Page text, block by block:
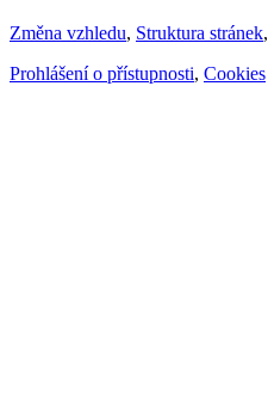
Změna vzhledu, Struktura stránek,
Prohlášení o přístupnosti, Cookies